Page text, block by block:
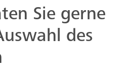
Sie gerne
des